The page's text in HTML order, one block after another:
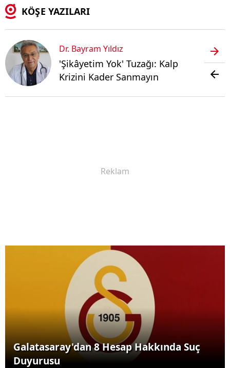
KÖŞE YAZILARI
Dr. Bayram Yıldız
'Şikâyetim Yok' Tuzağı: Kalp
Krizini Kader Sanmayın
Galatasaray'dan 8 Hesap Hakkında Suç
Duyurusu